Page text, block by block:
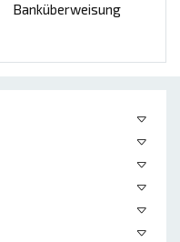
Banküberweisung